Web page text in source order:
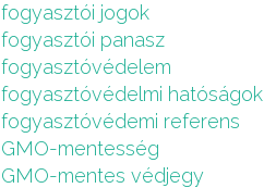
fogyasztói jogok
fogyasztói panasz
fogyasztóvédelem
fogyasztóvédelmi hatóságok
fogyasztóvédemi referens
GMO-mentesség
GMO-mentes védjegy